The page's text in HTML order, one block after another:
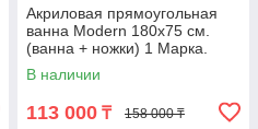
Акриловая прямоугольная
ванна Modern 180х75 см.
(ванна + ножки) 1 Марка.
Россия
В наличии
113 000 ₸ 158 000 ₸